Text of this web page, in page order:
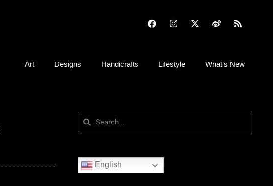
Art Designs Handicrafts Lifestyle What’s New
English